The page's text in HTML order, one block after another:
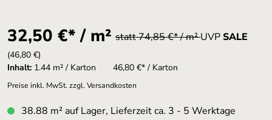
32,50 €* / m² statt 74,85 €* / m²UVPSALE
(46,80 €)
Inhalt: 1.44 m² / Karton 46,80 €* / Karton
Preise inkl. MwSt. zzgl. Versandkosten
38.88 m² auf Lager, Lieferzeit ca. 3 - 5 Werktage